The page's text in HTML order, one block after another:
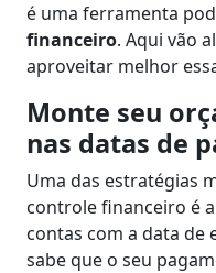
é uma ferramenta
financeiro. Aqui vão
aproveitar melhor
Monte seu
nas datas de
Uma das estratégias
controle financeiro é
contas com a data de
sabe que o seu